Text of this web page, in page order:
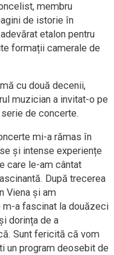
membru
de istorie în
etalon pentru
formații camerale de
cu două decenii,
muzician a invitat-o pe
de concerte.
mi-a rămas în
și intense experiențe
care le-am cântat
După trecerea
Viena și am
a fascinat la douăzeci
dorința de a
Sunt fericită că vom
un program deosebit de